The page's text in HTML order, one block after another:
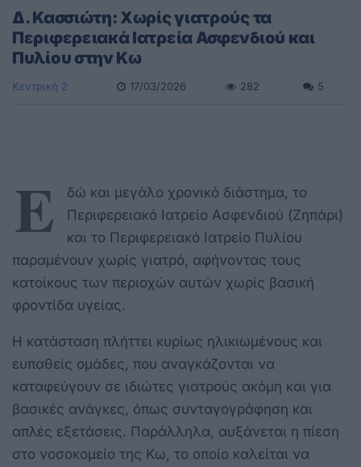
Δ. Κασσιώτη: Χωρίς γιατρούς τα
Περιφερειακά Ιατρεία Ασφενδιού και
Πυλίου στην Κω
Κεντρική 2 17/03/2026 282 5
Ε
δώ και μεγάλο χρονικό διάστημα, το
Περιφερειακό Ιατρείο Ασφενδιού (Ζηπάρι)
και το Περιφερειακό Ιατρείο Πυλίου
παραμένουν χωρίς γιατρό, αφήνοντας τους
κατοίκους των περιοχών αυτών χωρίς βασική
φροντίδα υγείας.
Η κατάσταση πλήττει κυρίως ηλικιωμένους και
ευπαθείς ομάδες, που αναγκάζονται να
καταφεύγουν σε ιδιώτες γιατρούς ακόμη και για
βασικές ανάγκες, όπως συνταγογράφηση και
απλές εξετάσεις. Παράλληλα, αυξάνεται η πίεση
στο νοσοκομείο της Κω, το οποίο καλείται να